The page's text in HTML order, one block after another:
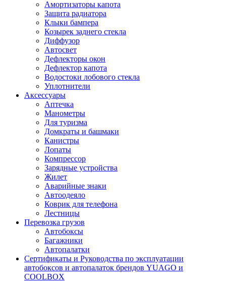
Амортизаторы капота
Защита радиатора
Клыки бампера
Козырек заднего стекла
Диффузор
Автосвет
Дефлекторы окон
Дефлектор капота
Водостоки лобового стекла
Уплотнители
Аксессуары
Аптечка
Манометры
Для туризма
Домкраты и башмаки
Канистры
Лопаты
Компрессор
Зарядные устройства
Жилет
Аварийные знаки
Автоодеяло
Коврик для телефона
Лестницы
Перевозка грузов
Автобоксы
Багажники
Автопалатки
Сертификаты и Руководства по эксплуатации
автобоксов и автопалаток брендов YUAGO и
COOLBOX